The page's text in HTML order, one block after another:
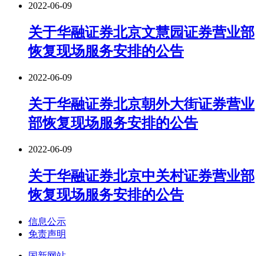
2022-06-09
关于华融证券北京文慧园证券营业部
恢复现场服务安排的公告
2022-06-09
关于华融证券北京朝外大街证券营业
部恢复现场服务安排的公告
2022-06-09
关于华融证券北京中关村证券营业部
恢复现场服务安排的公告
信息公示
免责声明